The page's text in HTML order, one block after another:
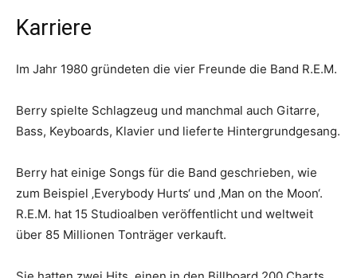
Karriere
Im Jahr 1980 gründeten die vier Freunde die Band R.E.M.
Berry spielte Schlagzeug und manchmal auch Gitarre,
Bass, Keyboards, Klavier und lieferte Hintergrundgesang.
Berry hat einige Songs für die Band geschrieben, wie
zum Beispiel ‚Everybody Hurts‘ und ‚Man on the Moon‘.
R.E.M. hat 15 Studioalben veröffentlicht und weltweit
über 85 Millionen Tonträger verkauft.